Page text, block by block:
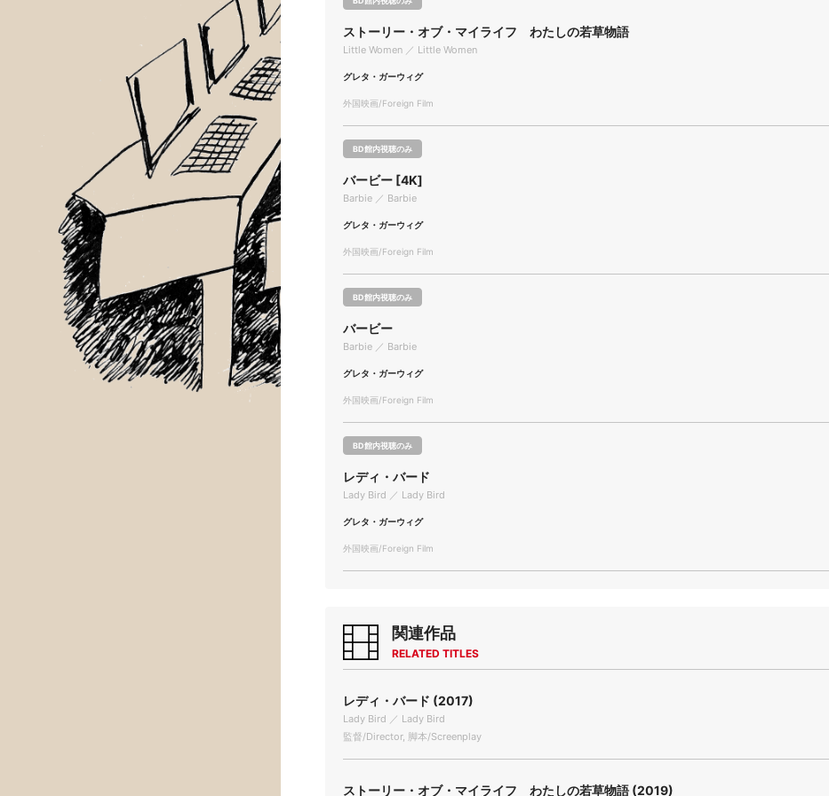
ストーリー・オブ・マイライフ わたしの若草物語
Little Women ／ Little Women
グレタ・ガーウィグ
外国映画/Foreign Film
BD館内視聴のみ
バービー [4K]
Barbie ／ Barbie
グレタ・ガーウィグ
外国映画/Foreign Film
BD館内視聴のみ
バービー
Barbie ／ Barbie
グレタ・ガーウィグ
外国映画/Foreign Film
BD館内視聴のみ
レディ・バード
Lady Bird ／ Lady Bird
グレタ・ガーウィグ
外国映画/Foreign Film
関連作品
RELATED TITLES
レディ・バード (2017)
Lady Bird ／ Lady Bird
監督/Director, 脚本/Screenplay
ストーリー・オブ・マイライフ わたしの若草物語 (2019)